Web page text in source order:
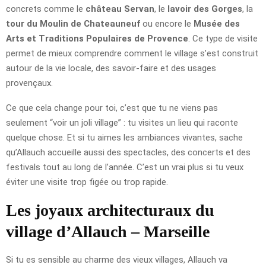
concrets comme le château Servan, le lavoir des Gorges, la
tour du Moulin de Chateauneuf ou encore le Musée des
Arts et Traditions Populaires de Provence . Ce type de visite
permet de mieux comprendre comment le village s’est construit
autour de la vie locale, des savoir-faire et des usages
provençaux.
Ce que cela change pour toi, c’est que tu ne viens pas
seulement “voir un joli village” : tu visites un lieu qui raconte
quelque chose. Et si tu aimes les ambiances vivantes, sache
qu’Allauch accueille aussi des spectacles, des concerts et des
festivals tout au long de l’année. C’est un vrai plus si tu veux
éviter une visite trop figée ou trop rapide.
Les joyaux architecturaux du
village d’Allauch – Marseille
Si tu es sensible au charme des vieux villages, Allauch va